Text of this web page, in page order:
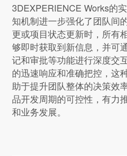
3DEXPERIENCE Works的
知机制进一步强化了团队间
更或项目状态更新时，所有
够即时获取到新信息，并可
记和审批等功能进行深度交
的迅速响应和准确把控，这
助于提升团队整体的决策效
品开发周期的可控性，有力
和业务发展。